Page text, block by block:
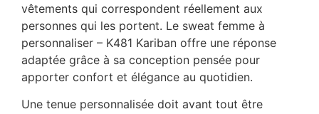
vêtements qui correspondent réellement aux
personnes qui les portent. Le sweat femme à
personnaliser – K481 Kariban offre une réponse
adaptée grâce à sa conception pensée pour
apporter confort et élégance au quotidien.
Une tenue personnalisée doit avant tout être